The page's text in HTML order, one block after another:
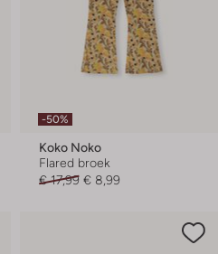
-50%
Koko Noko
Flared broek
€ 17,99 € 8,99